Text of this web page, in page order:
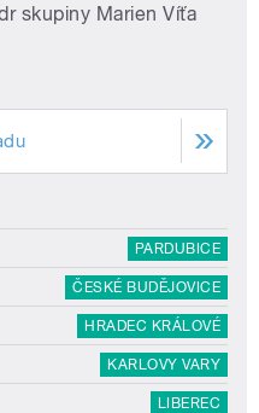
skupiny Marien Víťa
PARDUBICE
ČESKÉ BUDĚJOVICE
HRADEC KRÁLOVÉ
KARLOVY VARY
LIBEREC